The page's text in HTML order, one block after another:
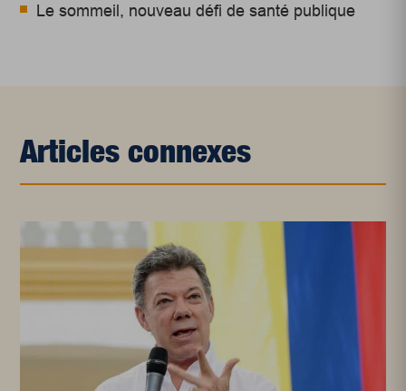
Le sommeil, nouveau défi de santé publique
Articles connexes